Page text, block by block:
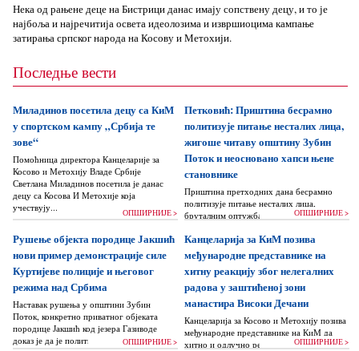
Нека од рањене деце на Бистрици данас имају сопствену децу, и то је
најбоља и најречитија освета идеолозима и извршиоцима кампање
затирања српског народа на Косову и Метохији.
Последње вести
Миладинов посетила децу са КиМ
у спортском кампу „Србија те
зове“
Помоћница директора Канцеларије за
Косово и Метохију Владе Србије
Светлана Миладинов посетила је данас
децу са Косова И Метохије која
учествују...
ОПШИРНИЈЕ >
Петковић: Приштина бесрамно
политизује питање несталих лица,
жигоше читаву општину Зубин
Поток и неосновано хапси њене
становнике
Приштина претходних дана бесрамно
политизује питање несталих лица,
бруталним оптужбама на рачун Београда
жигоше...
ОПШИРНИЈЕ >
Рушење објекта породице Јакшић
нови пример демонстрације силе
Куртијеве полиције и његовог
режима над Србима
Наставак рушења у општини Зубин
Поток, конкретно приватног објеката
породице Јакшић код језера Газиводе
доказ је да је политика Аљбина Куртија...
ОПШИРНИЈЕ >
Канцеларија за КиМ позива
међународне представнике на
хитну реакцију због нелегалних
радова у заштићеној зони
манастира Високи Дечани
Канцеларија за Косово и Метохију позива
међународне представнике на КиМ да
хитно и одлучно реагују и да безОПШИРНИЈЕ >